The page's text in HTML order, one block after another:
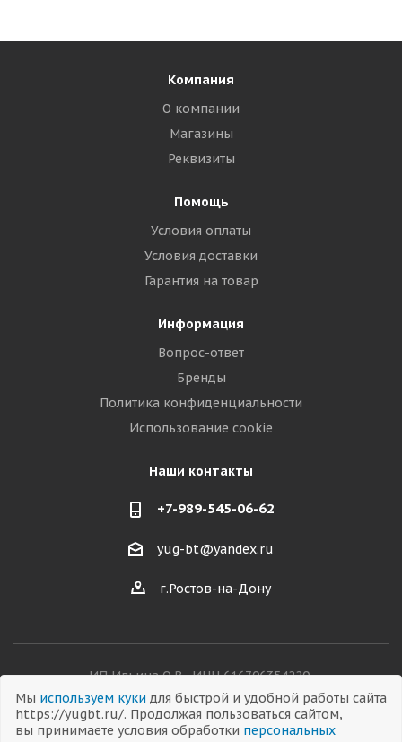
Компания
О компании
Магазины
Реквизиты
Помощь
Условия оплаты
Условия доставки
Гарантия на товар
Информация
Вопрос-ответ
Бренды
Политика конфиденциальности
Использование cookie
Наши контакты
+7-989-545-06-62
yug-bt@yandex.ru
г.Ростов-на-Дону
ИП Ильина О.В., ИНН 616706354220,
ОГРНИП 326619600038282
Мы используем куки для быстрой и удобной работы сайта
https://yugbt.ru/. Продолжая пользоваться сайтом,
вы принимаете условия обработки персональных